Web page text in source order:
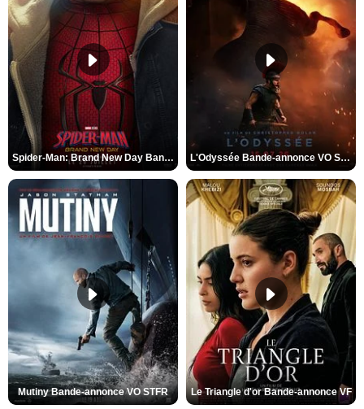
Spider-Man: Brand New Day Bande-annonce VO STFR L'Odyssée Bande-annonce VO STFR
Mutiny Bande-annonce VO STFR Le Triangle d'or Bande-annonce VF